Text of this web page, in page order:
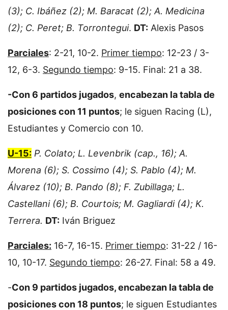
(3); C. Ibáñez (2); M. Baracat (2); A. Medicina
(2); C. Peret; B. Torrontegui. DT: Alexis Pasos
Parciales: 2-21, 10-2. Primer tiempo: 12-23 / 3-
12, 6-3. Segundo tiempo: 9-15. Final: 21 a 38.
-Con 6 partidos jugados, encabezan la tabla de
posiciones con 11 puntos; le siguen Racing (L),
Estudiantes y Comercio con 10.
U-15: P. Colato; L. Levenbrik (cap., 16); A.
Morena (6); S. Cossimo (4); S. Pablo (4); M.
Álvarez (10); B. Pando (8); F. Zubillaga; L.
Castellani (6); B. Courtois; M. Gagliardi (4); K.
Terrera. DT: Iván Briguez
Parciales: 16-7, 16-15. Primer tiempo: 31-22 / 16-
10, 10-17. Segundo tiempo: 26-27. Final: 58 a 49.
-Con 9 partidos jugados, encabezan la tabla de
posiciones con 18 puntos; le siguen Estudiantes